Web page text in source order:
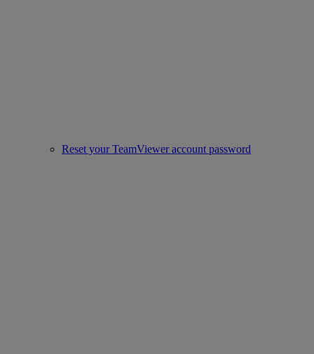
Reset your TeamViewer account password